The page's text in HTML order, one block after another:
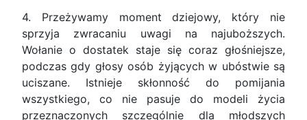
4. Przeżywamy moment dziejowy, który nie
sprzyja zwracaniu uwagi na najuboższych.
Wołanie o dostatek staje się coraz głośniejsze,
podczas gdy głosy osób żyjących w ubóstwie są
uciszane. Istnieje skłonność do pomijania
wszystkiego, co nie pasuje do modeli życia
przeznaczonych szczególnie dla młodszych